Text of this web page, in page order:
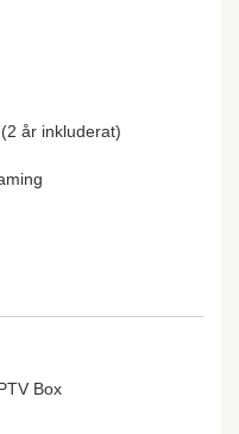
år inkluderat)
Box